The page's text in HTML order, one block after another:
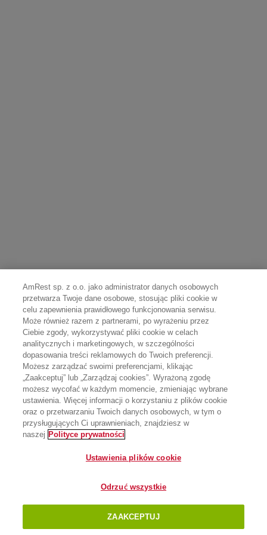
AmRest sp. z o.o. jako administrator danych osobowych
przetwarza Twoje dane osobowe, stosując pliki cookie w
celu zapewnienia prawidłowego funkcjonowania serwisu.
Może również razem z partnerami, po wyrażeniu przez
Ciebie zgody, wykorzystywać pliki cookie w celach
analitycznych i marketingowych, w szczególności
dopasowania treści reklamowych do Twoich preferencji.
Możesz zarządzać swoimi preferencjami, klikając
„Zaakceptuj” lub „Zarządzaj cookies”. Wyrażoną zgodę
możesz wycofać w każdym momencie, zmieniając wybrane
ustawienia. Więcej informacji o korzystaniu z plików cookie
oraz o przetwarzaniu Twoich danych osobowych, w tym o
przysługujących Ci uprawnieniach, znajdziesz w
naszej Polityce prywatności
Ustawienia plików cookie
Odrzuć wszystkie
ZAAKCEPTUJ